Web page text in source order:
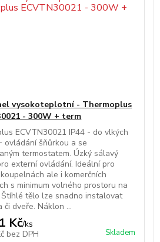
vysokoteplotní - Thermoplus
- 300W + term
ECVTN30021 IP44 - do vlkých
ovládání šňůrkou a se
termostatem. Úzký sálavý
externí ovládání. Ideální pro
ale i komerčních
s minimum volného prostoru na
Štíhlé tělo lze snadno instalovat
či dveře. Náklon ...
Kč/ks
bez DPH Skladem